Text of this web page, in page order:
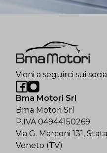
Vieni a seguirci sui
Bma Motori Srl
Bma Motori Srl
P.IVA 04944150269
Via G. Marconi 131,
Veneto (TV)